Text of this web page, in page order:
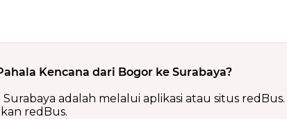
Kencana dari Bogor ke Surabaya?
adalah melalui aplikasi atau situs redBus.
redBus.